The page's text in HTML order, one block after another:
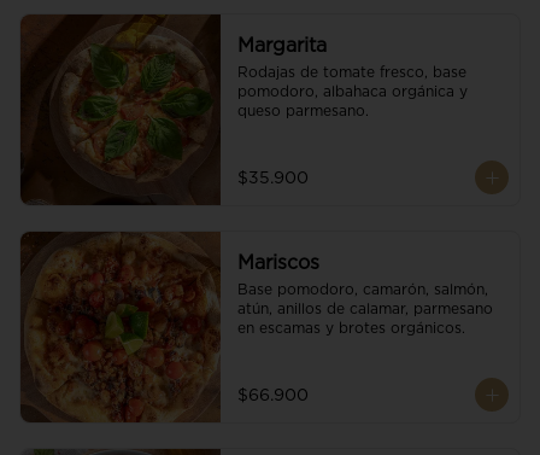
Margarita
Rodajas de tomate fresco, base
pomodoro, albahaca orgánica y
queso parmesano.
$35.900
Mariscos
Base pomodoro, camarón, salmón,
atún, anillos de calamar, parmesano
en escamas y brotes orgánicos.
$66.900